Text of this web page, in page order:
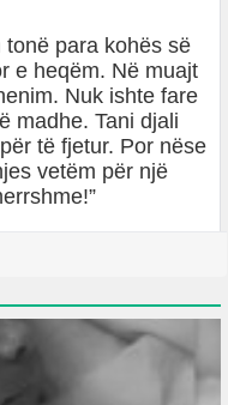
para kohës së
e heqëm. Në muajt
Nuk ishte fare
madhe. Tani djali
të fjetur. Por nëse
vetëm për një